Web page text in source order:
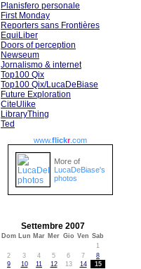
Planisfero personale
First Monday
Reporters sans Frontières
EquiLiber
Doors of perception
Newseum
Jornalismo & internet
Top100 Qix
Top100 Qix/LucaDeBiase
Future Exploration
CiteUlike
LibraryThing
Ted
www.flickr.com
More of
LucaDeBiase's
photos
Settembre 2007
Dom Lun Mar Mer Gio Ven Sab
1
2
3 4 5 6 7
8
9
10 11 12 13 14
15